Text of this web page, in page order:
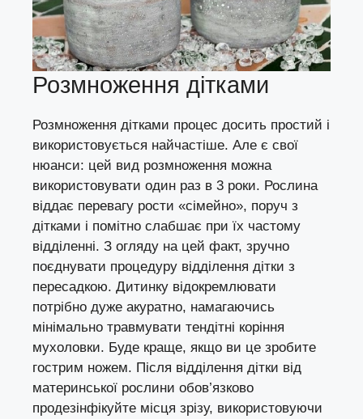
Розмноження дітками
Розмноження дітками процес досить простий і
використовується найчастіше. Але є свої
нюанси: цей вид розмноження можна
використовувати один раз в 3 роки. Рослина
віддає перевагу рости «сімейно», поруч з
дітками і помітно слабшає при їх частому
відділенні. З огляду на цей факт, зручно
поєднувати процедуру відділення дітки з
пересадкою. Дитинку відокремлювати
потрібно дуже акуратно, намагаючись
мінімально травмувати тендітні коріння
мухоловки. Буде краще, якщо ви це зробите
гострим ножем. Після відділення дітки від
материнської рослини обов’язково
продезінфікуйте місця зрізу, використовуючи